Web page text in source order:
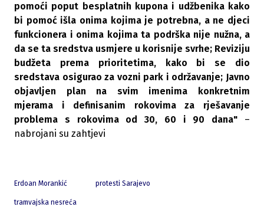
pomoći poput besplatnih kupona i udžbenika kako
bi pomoć išla onima kojima je potrebna, a ne djeci
funkcionera i onima kojima ta podrška nije nužna, a
da se ta sredstva usmjere u korisnije svrhe; Reviziju
budžeta prema prioritetima, kako bi se dio
sredstava osigurao za vozni park i održavanje; Javno
objavljen plan na svim imenima konkretnim
mjerama i definisanim rokovima za rješavanje
problema s rokovima od 30, 60 i 90 dana" –
nabrojani su zahtjevi
Erdoan Morankić protesti Sarajevo
tramvajska nesreća